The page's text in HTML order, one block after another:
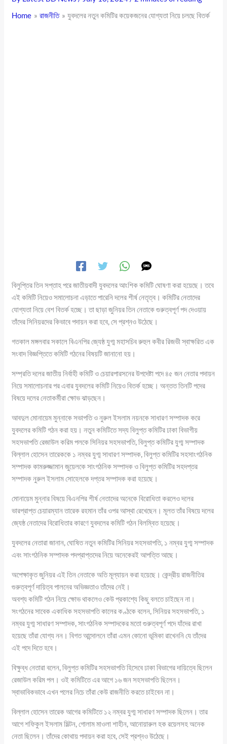
Home
রাজনীতি যুবদলের নতুন কমিটির কয়েকজনের যোগ্যতা নিয়ে চলছে বিতর্ক
বিলুপ্তির তিন সপ্তাহ পরে জাতীয়বাদী যুবদলের আংশিক কমিটি ঘোষণা করা হয়েছে। তবে
এই কমিটি নিয়েও সমালোচনা এড়াতে পারেনি দলের শীর্ষ নেতৃত্ব। কমিটির নেতাদের
যোগ্যতা নিয়ে বেশ বিতর্ক হচ্ছে। তা ছাড়া জুনিয়র তিন নেতাকে গুরুত্বপূর্ণ পদ দেওয়ায়
তাঁদের সিনিয়রদের কিভাবে পদায়ন করা হবে, সে প্রশ্নও উঠেছে।
গতকাল মঙ্গলবার সকালে বিএনপির জ্যেষ্ঠ যুগ্ম মহাসচিব রুহুল কবীর রিজভী স্বাক্ষরিত এক
সংবাদ বিজ্ঞপ্তিতে কমিটি গঠনের বিষয়টি জানানো হয়।
সম্প্রতি দলের জাতীয় নির্বাহী কমিটি ও চেয়ারপারসনের উপদেষ্টা পদে ৪৫ জন নেতার পদায়ন
নিয়ে সমালোচনার পর এবার যুবদলের কমিটি নিয়েও বিতর্ক হচ্ছে। অন্তত তিনটি পদের
বিষয়ে দলের নেতাকর্মীরা ক্ষোভ ঝাড়ছেন।
আবদুল মোনায়েম মুন্নাকে সভাপতি ও নুরুল ইসলাম নয়নকে সাধারণ সম্পাদক করে
যুবদলের কমিটি গঠন করা হয়। নতুন কমিটিতে সদ্য বিলুপ্ত কমিটির ঢাকা বিভাগীয়
সহসভাপতি রেজাউল করিম পলকে সিনিয়র সহসভাপতি, বিলুপ্ত কমিটির যুগ্ম সম্পাদক
বিল্লাল হোসেন তারেককে ১ নম্বর যুগ্ম সাধারণ সম্পাদক, বিলুপ্ত কমিটির সহসাংগঠনিক
সম্পাদক কামরুজ্জামান জুয়েলকে সাংগঠনিক সম্পাদক ও বিলুপ্ত কমিটির সহদপ্তর
সম্পাদক নুরুল ইসলাম সোহেলকে দপ্তর সম্পাদক করা হয়েছে।
মোনায়েম মুন্নার বিষয়ে বিএনপির শীর্ষ নেতাদের অনেকে বিরোধিতা করলেও দলের
ভারপ্রাপ্ত চেয়ারম্যান তারেক রহমান তাঁর ওপর আস্থা রেখেছেন। মূলত তাঁর বিষয়ে দলের
জ্যেষ্ঠ নেতাদের বিরোধিতার কারণে যুবদলের কমিটি গঠন বিলম্বিত হয়েছে।
যুবদলের নেতারা জানান, ঘোষিত নতুন কমিটির সিনিয়র সহসভাপতি, ১ নম্বর যুগ্ম সম্পাদক
এবং সাংগঠনিক সম্পাদক পদপ্রাপ্তদের নিয়ে অনেকেরই আপত্তি আছে।
অপেক্ষাকৃত জুনিয়র এই তিন নেতাকে অতি মূল্যায়ন করা হয়েছে। কেন্দ্রীয় রাজনীতির
গুরুত্বপূর্ণ দায়িত্ব পালনের অভিজ্ঞতাও তাঁদের নেই।
অবশ্য কমিটি গঠন নিয়ে ক্ষোভ থাকলেও কেউ প্রকাশ্যে কিছু বলতে চাইছেন না।
সংগঠনের সাবেক একাধিক সহসভাপতি কালের কণ্ঠকে বলেন, সিনিয়র সহসভাপতি, ১
নম্বর যুগ্ম সাধারণ সম্পাদক, সাংগঠনিক সম্পাদকের মতো গুরুত্বপূর্ণ পদে যাঁদের রাখা
হয়েছে তাঁরা যোগ্য নন। বিগত আন্দোলনে তাঁরা এমন কোনো ভূমিকা রাখেননি যে তাঁদের
এই পদে দিতে হবে।
বিক্ষুব্ধ নেতারা বলেন, বিলুপ্ত কমিটির সহসভাপতি হিসেবে ঢাকা বিভাগের দায়িত্বে ছিলেন
রেজাউল করিম পল। ওই কমিটিতে এর আগে ১৬ জন সহসভাপতি ছিলেন।
স্বাভাবিকভাবে এখন পলের নিচে তাঁরা কেউ রাজনীতি করতে চাইবেন না।
বিল্লাল হোসেন তারেক আগের কমিটিতে ১২ নম্বর যুগ্ম সাধারণ সম্পাদক ছিলেন। তার
আগে শফিকুল ইসলাম মিল্টন, গোলাম মাওলা শাহীন, আনোয়ারুল হক রয়েলসহ অনেক
নেতা ছিলেন। তাঁদের কোথায় পদায়ন করা হবে, সেই প্রশ্নও উঠেছে।